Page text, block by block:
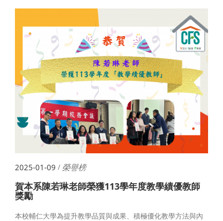
2025-01-09 / 榮譽榜
賀本系陳若琳老師榮獲113學年度教學績優教師
獎勵
本校輔仁大學為提升教學品質與成果、積極優化教學方法與內